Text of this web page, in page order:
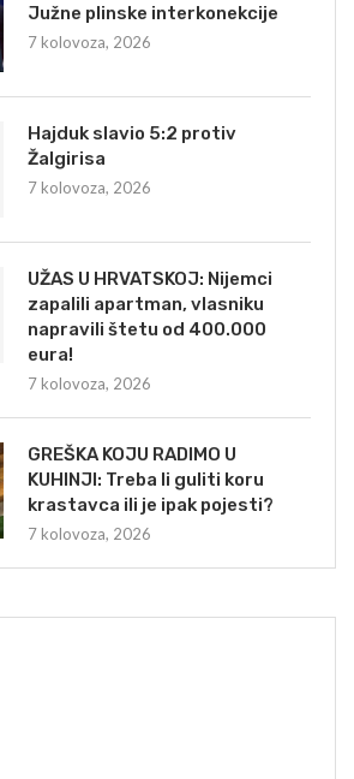
Južne plinske interkonekcije
7 kolovoza, 2026
Hajduk slavio 5:2 protiv
Žalgirisa
7 kolovoza, 2026
UŽAS U HRVATSKOJ: Nijemci
zapalili apartman, vlasniku
napravili štetu od 400.000
eura!
7 kolovoza, 2026
GREŠKA KOJU RADIMO U
KUHINJI: Treba li guliti koru
krastavca ili je ipak pojesti?
7 kolovoza, 2026